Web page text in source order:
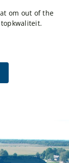
om out of the